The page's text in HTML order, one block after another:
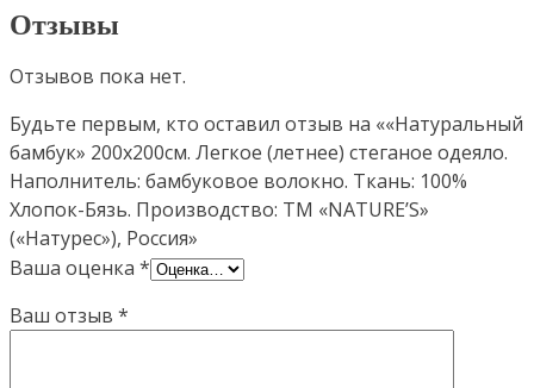
Отзывы
Отзывов пока нет.
Будьте первым, кто оставил отзыв на ««Натуральный
бамбук» 200х200см. Легкое (летнее) стеганое одеяло.
Наполнитель: бамбуковое волокно. Ткань: 100%
Хлопок-Бязь. Производство: ТМ «NATURE’S»
(«Натурес»), Россия»
Ваша оценка *
Ваш отзыв *